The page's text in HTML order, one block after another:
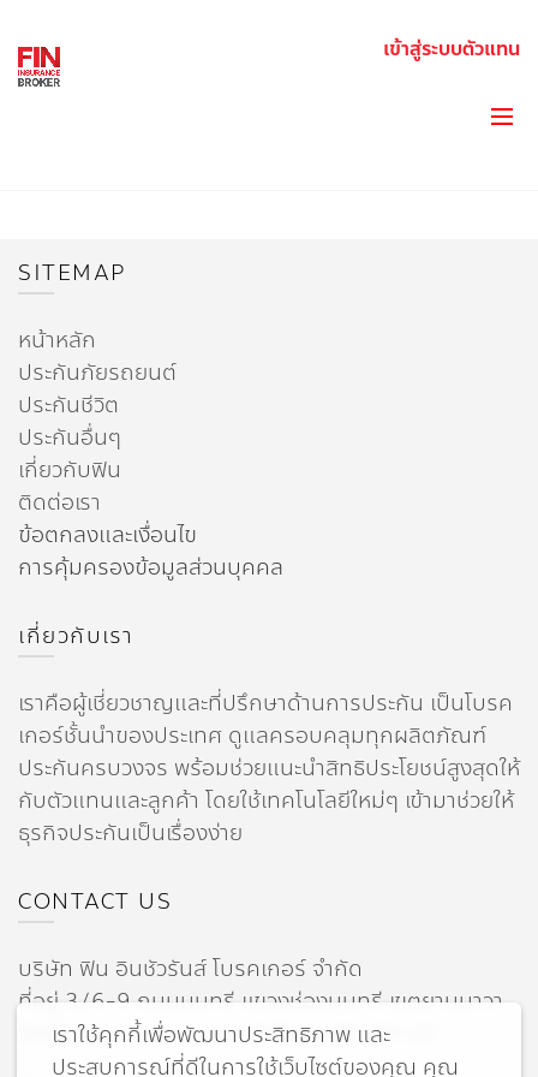
เข้าสู่ระบบตัวแทน
SITEMAP
หน้าหลัก
ประกันภัยรถยนต์
ประกันชีวิต
ประกันอื่นๆ
เกี่ยวกับฟิน
ติดต่อเรา
ข้อตกลงและเงื่อนไข
การคุ้มครองข้อมูลส่วนบุคคล
เกี่ยวกับเรา
เราคือผู้เชี่ยวชาญและที่ปรึกษาด้านการประกัน เป็นโบรค
เกอร์ชั้นนำของประเทศ ดูแลครอบคลุมทุกผลิตภัณฑ์
ประกันครบวงจร พร้อมช่วยแนะนำสิทธิประโยชน์สูงสุดให้
กับตัวแทนและลูกค้า โดยใช้เทคโนโลยีใหม่ๆ เข้ามาช่วยให้
ธุรกิจประกันเป็นเรื่องง่าย
CONTACT US
บริษัท ฟิน อินชัวรันส์ โบรคเกอร์ จำกัด
ที่อยู่ 3/6-9 ถนนนนทรี แขวงช่องนนทรี เขตยานนาวา
จังหวัดกรุงเทพมหานคร รหัสไปรษณีย์ 10120
เราใช้คุกกี้เพื่อพัฒนาประสิทธิภาพ และ
ประสบการณ์ที่ดีในการใช้เว็บไซต์ของคุณ คุณ